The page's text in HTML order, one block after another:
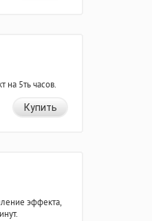
5ть часов.
Купить
эффекта,